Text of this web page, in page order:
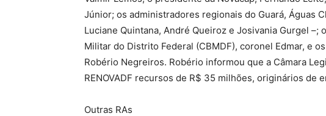
Júnior; os administradores regionais do Guará, Águas
Luciane Quintana, André Queiroz e Josivania Gurgel
Militar do Distrito Federal (CBMDF), coronel Edmar, e
Robério Negreiros. Robério informou que a Câmara
RENOVADF recursos de R$ 35 milhões, originários de
Outras RAs